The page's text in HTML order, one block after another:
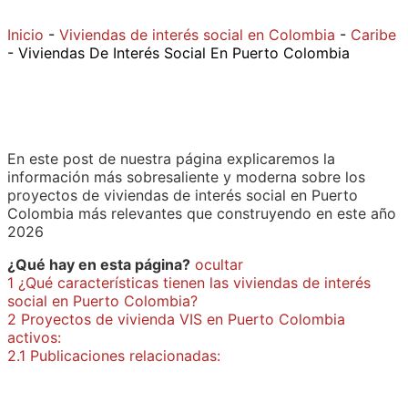
Inicio - Viviendas de interés social en Colombia - Caribe
- Viviendas De Interés Social En Puerto Colombia
En este post de nuestra página explicaremos la
información más sobresaliente y moderna sobre los
proyectos de viviendas de interés social en Puerto
Colombia más relevantes que construyendo en este año
2026
¿Qué hay en esta página? ocultar
1 ¿Qué características tienen las viviendas de interés
social en Puerto Colombia?
2 Proyectos de vivienda VIS en Puerto Colombia
activos:
2.1 Publicaciones relacionadas: